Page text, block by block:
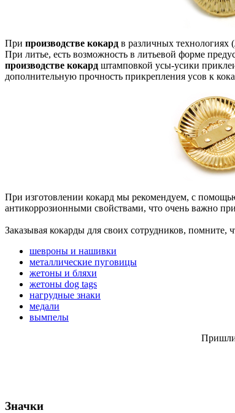
При производстве кокард в различных технологиях
При литье, есть возможность в литьевой форме
производстве кокард штамповкой усы-усики
дополнительную прочность прикрепления усов к
При изготовлении кокард мы рекомендуем, с
антикоррозионными свойствами, что очень важно
Заказывая кокарды для своих сотрудников,
шевроны и нашивки
металлические пуговицы
жетоны и бляхи
жетоны dog tags
нагрудные знаки
медали
вымпелы
Значки